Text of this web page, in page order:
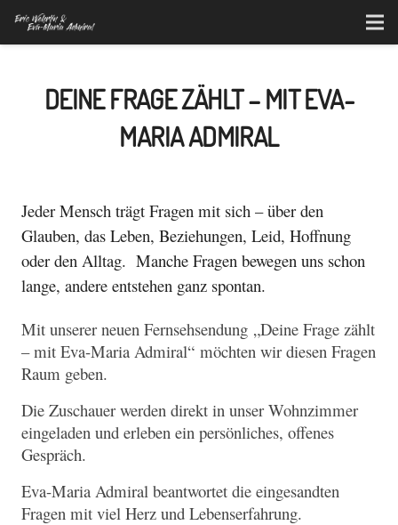
DEINE FRAGE ZÄHLT – MIT EVA-
MARIA ADMIRAL
Jeder Mensch trägt Fragen mit sich – über den
Glauben, das Leben, Beziehungen, Leid, Hoffnung
oder den Alltag. Manche Fragen bewegen uns schon
lange, andere entstehen ganz spontan.
Mit unserer neuen Fernsehsendung „Deine Frage zählt
– mit Eva-Maria Admiral“ möchten wir diesen Fragen
Raum geben.
Die Zuschauer werden direkt in unser Wohnzimmer
eingeladen und erleben ein persönliches, offenes
Gespräch.
Eva-Maria Admiral beantwortet die eingesandten
Fragen mit viel Herz und Lebenserfahrung.